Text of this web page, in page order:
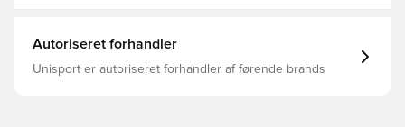
Autoriseret forhandler
Unisport er autoriseret forhandler af førende brands